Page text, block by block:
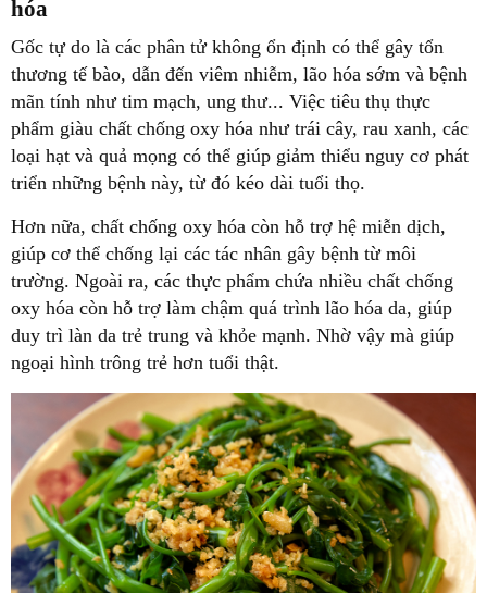
hóa
Gốc tự do là các phân tử không ổn định có thể gây tổn
thương tế bào, dẫn đến viêm nhiễm, lão hóa sớm và bệnh
mãn tính như tim mạch, ung thư... Việc tiêu thụ thực
phẩm giàu chất chống oxy hóa như trái cây, rau xanh, các
loại hạt và quả mọng có thể giúp giảm thiểu nguy cơ phát
triển những bệnh này, từ đó kéo dài tuổi thọ.
Hơn nữa, chất chống oxy hóa còn hỗ trợ hệ miễn dịch,
giúp cơ thể chống lại các tác nhân gây bệnh từ môi
trường. Ngoài ra, các thực phẩm chứa nhiều chất chống
oxy hóa còn hỗ trợ làm chậm quá trình lão hóa da, giúp
duy trì làn da trẻ trung và khỏe mạnh. Nhờ vậy mà giúp
ngoại hình trông trẻ hơn tuổi thật.